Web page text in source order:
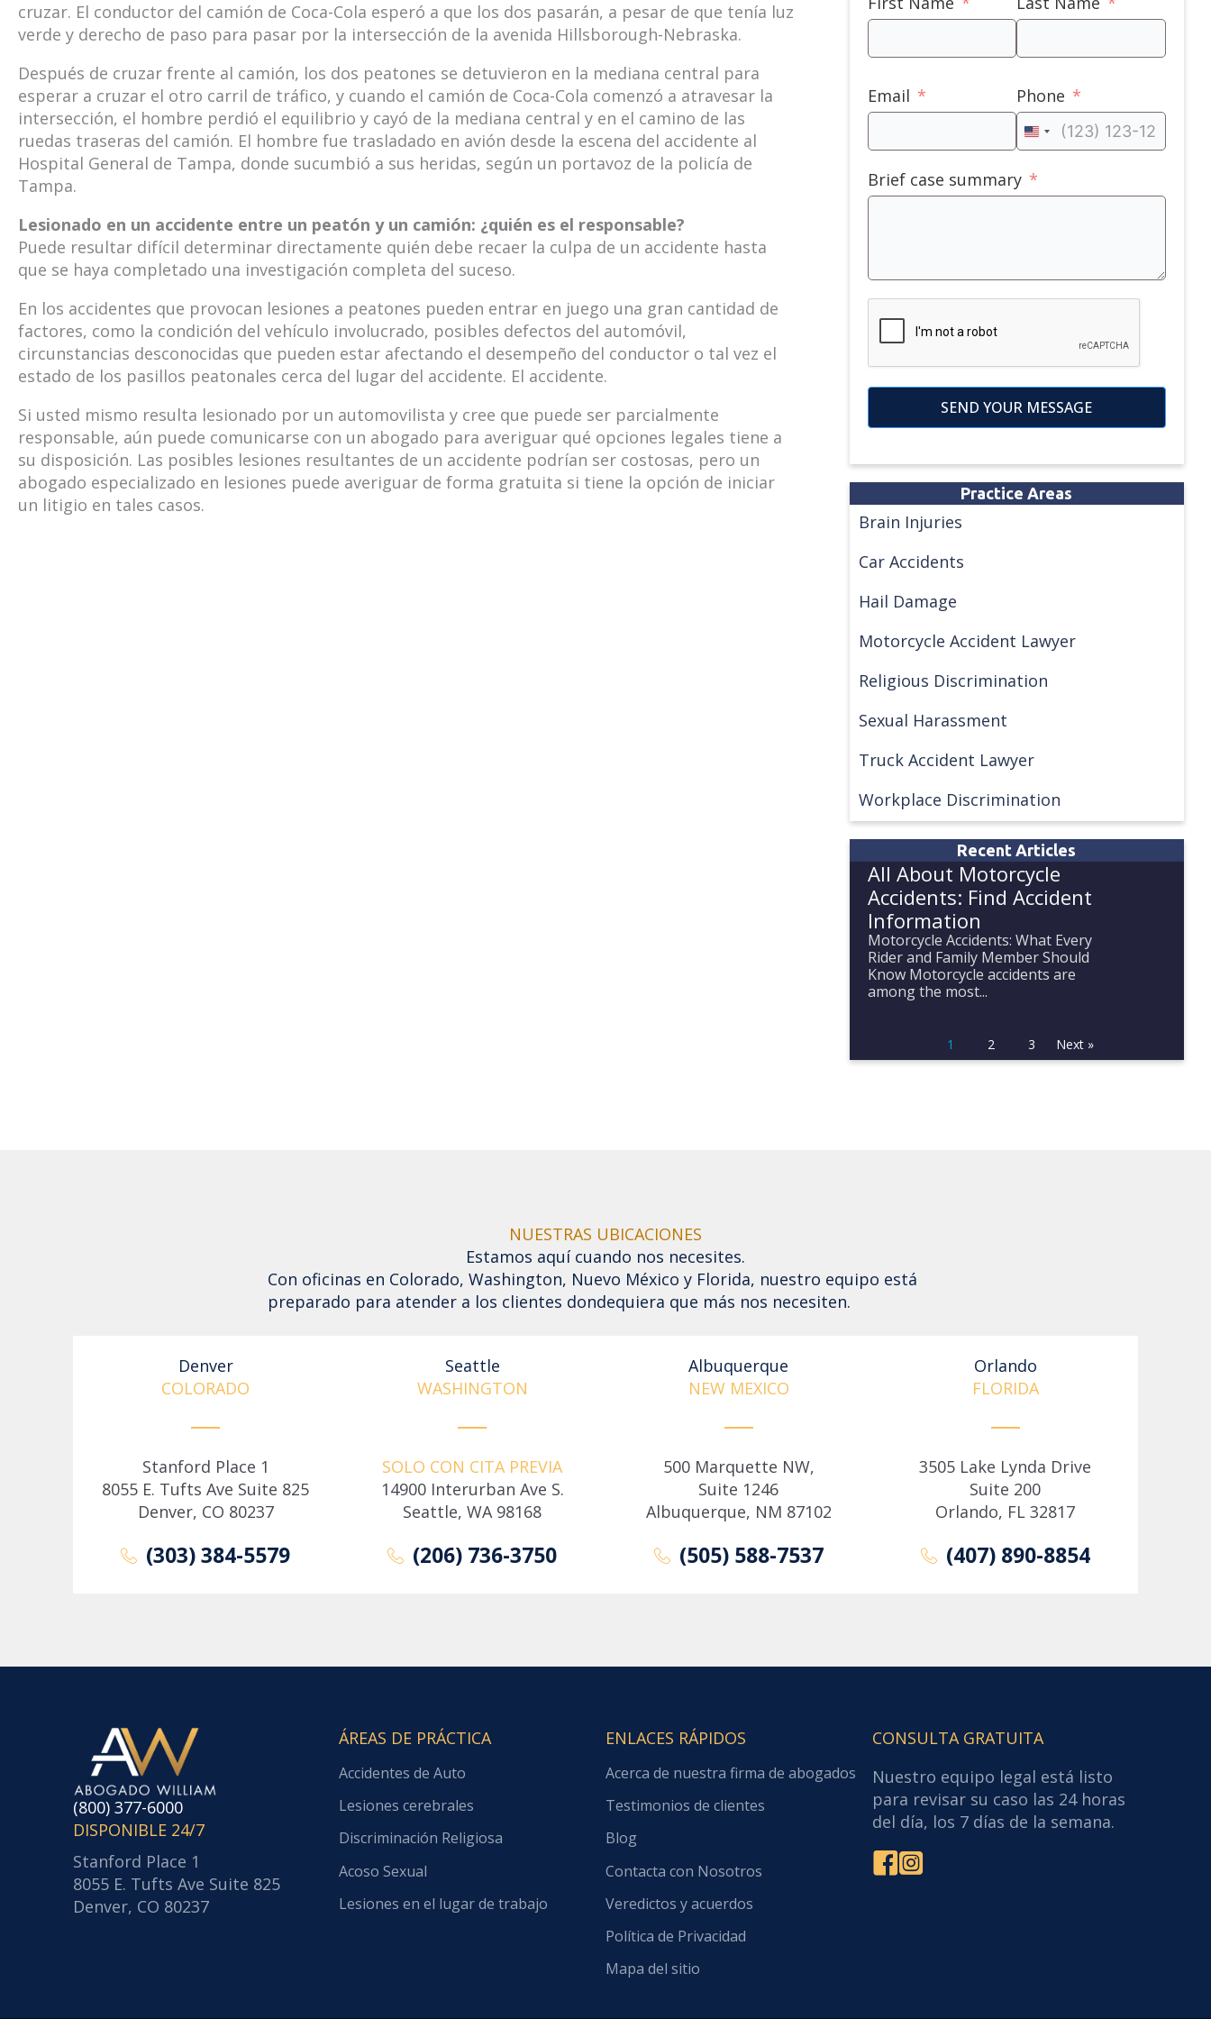
cruzar. El conductor del camión de Coca-Cola esperó a que los dos pasarán, a pesar de que tenía luz
verde y derecho de paso para pasar por la intersección de la avenida Hillsborough-Nebraska.
Después de cruzar frente al camión, los dos peatones se detuvieron en la mediana central para
esperar a cruzar el otro carril de tráfico, y cuando el camión de Coca-Cola comenzó a atravesar la
intersección, el hombre perdió el equilibrio y cayó de la mediana central y en el camino de las
ruedas traseras del camión. El hombre fue trasladado en avión desde la escena del accidente al
Hospital General de Tampa, donde sucumbió a sus heridas, según un portavoz de la policía de
Tampa.
Lesionado en un accidente entre un peatón y un camión: ¿quién es el responsable?
Puede resultar difícil determinar directamente quién debe recaer la culpa de un accidente hasta
que se haya completado una investigación completa del suceso.
En los accidentes que provocan lesiones a peatones pueden entrar en juego una gran cantidad de
factores, como la condición del vehículo involucrado, posibles defectos del automóvil,
circunstancias desconocidas que pueden estar afectando el desempeño del conductor o tal vez el
estado de los pasillos peatonales cerca del lugar del accidente. El accidente.
Si usted mismo resulta lesionado por un automovilista y cree que puede ser parcialmente
responsable, aún puede comunicarse con un abogado para averiguar qué opciones legales tiene a
su disposición. Las posibles lesiones resultantes de un accidente podrían ser costosas, pero un
abogado especializado en lesiones puede averiguar de forma gratuita si tiene la opción de iniciar
un litigio en tales casos.
Email
Phone
United
+1
Brief case summary
SEND YOUR MESSAGE
Practice Areas
Brain Injuries
Car Accidents
Hail Damage
Motorcycle Accident Lawyer
Religious Discrimination
Sexual Harassment
Truck Accident Lawyer
Workplace Discrimination
Recent Articles
All About Motorcycle
Accidents: Find Accident
Information
Motorcycle Accidents: What Every
Rider and Family Member Should
Know Motorcycle accidents are
among the most...
1 2 3 Next »
NUESTRAS UBICACIONES
Estamos aquí cuando nos necesites.
Con oficinas en Colorado, Washington, Nuevo México y Florida, nuestro equipo está
preparado para atender a los clientes dondequiera que más nos necesiten.
Orlando
FLORIDA
3505 Lake Lynda Drive
Suite 200
Orlando, FL 32817
(407) 890-8854
Albuquerque
NEW MEXICO
500 Marquette NW,
Suite 1246
Albuquerque, NM 87102
(505) 588-7537
Seattle
WASHINGTON
SOLO CON CITA PREVIA
14900 Interurban Ave S.
Seattle, WA 98168
(206) 736-3750
Denver
COLORADO
Stanford Place 1
8055 E. Tufts Ave Suite 825
Denver, CO 80237
(303) 384-5579
(800) 377-6000
DISPONIBLE 24/7
Stanford Place 1
8055 E. Tufts Ave Suite 825
Denver, CO 80237
ÁREAS DE PRÁCTICA
Accidentes de Auto
Lesiones cerebrales
Discriminación Religiosa
Acoso Sexual
Lesiones en el lugar de trabajo
ENLACES RÁPIDOS
Acerca de nuestra firma de abogados
Testimonios de clientes
Blog
Contacta con Nosotros
Veredictos y acuerdos
Política de Privacidad
Mapa del sitio
CONSULTA GRATUITA
Nuestro equipo legal está listo
para revisar su caso las 24 horas
del día, los 7 días de la semana.